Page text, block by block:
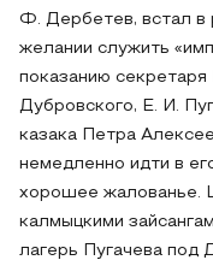
Ф. Дербетев, встал в
желании служить
показанию
Дубровского, Е. И.
казака Петра
немедленно идти в
хорошее жалованье.
калмыцкими
лагерь Пугачева под